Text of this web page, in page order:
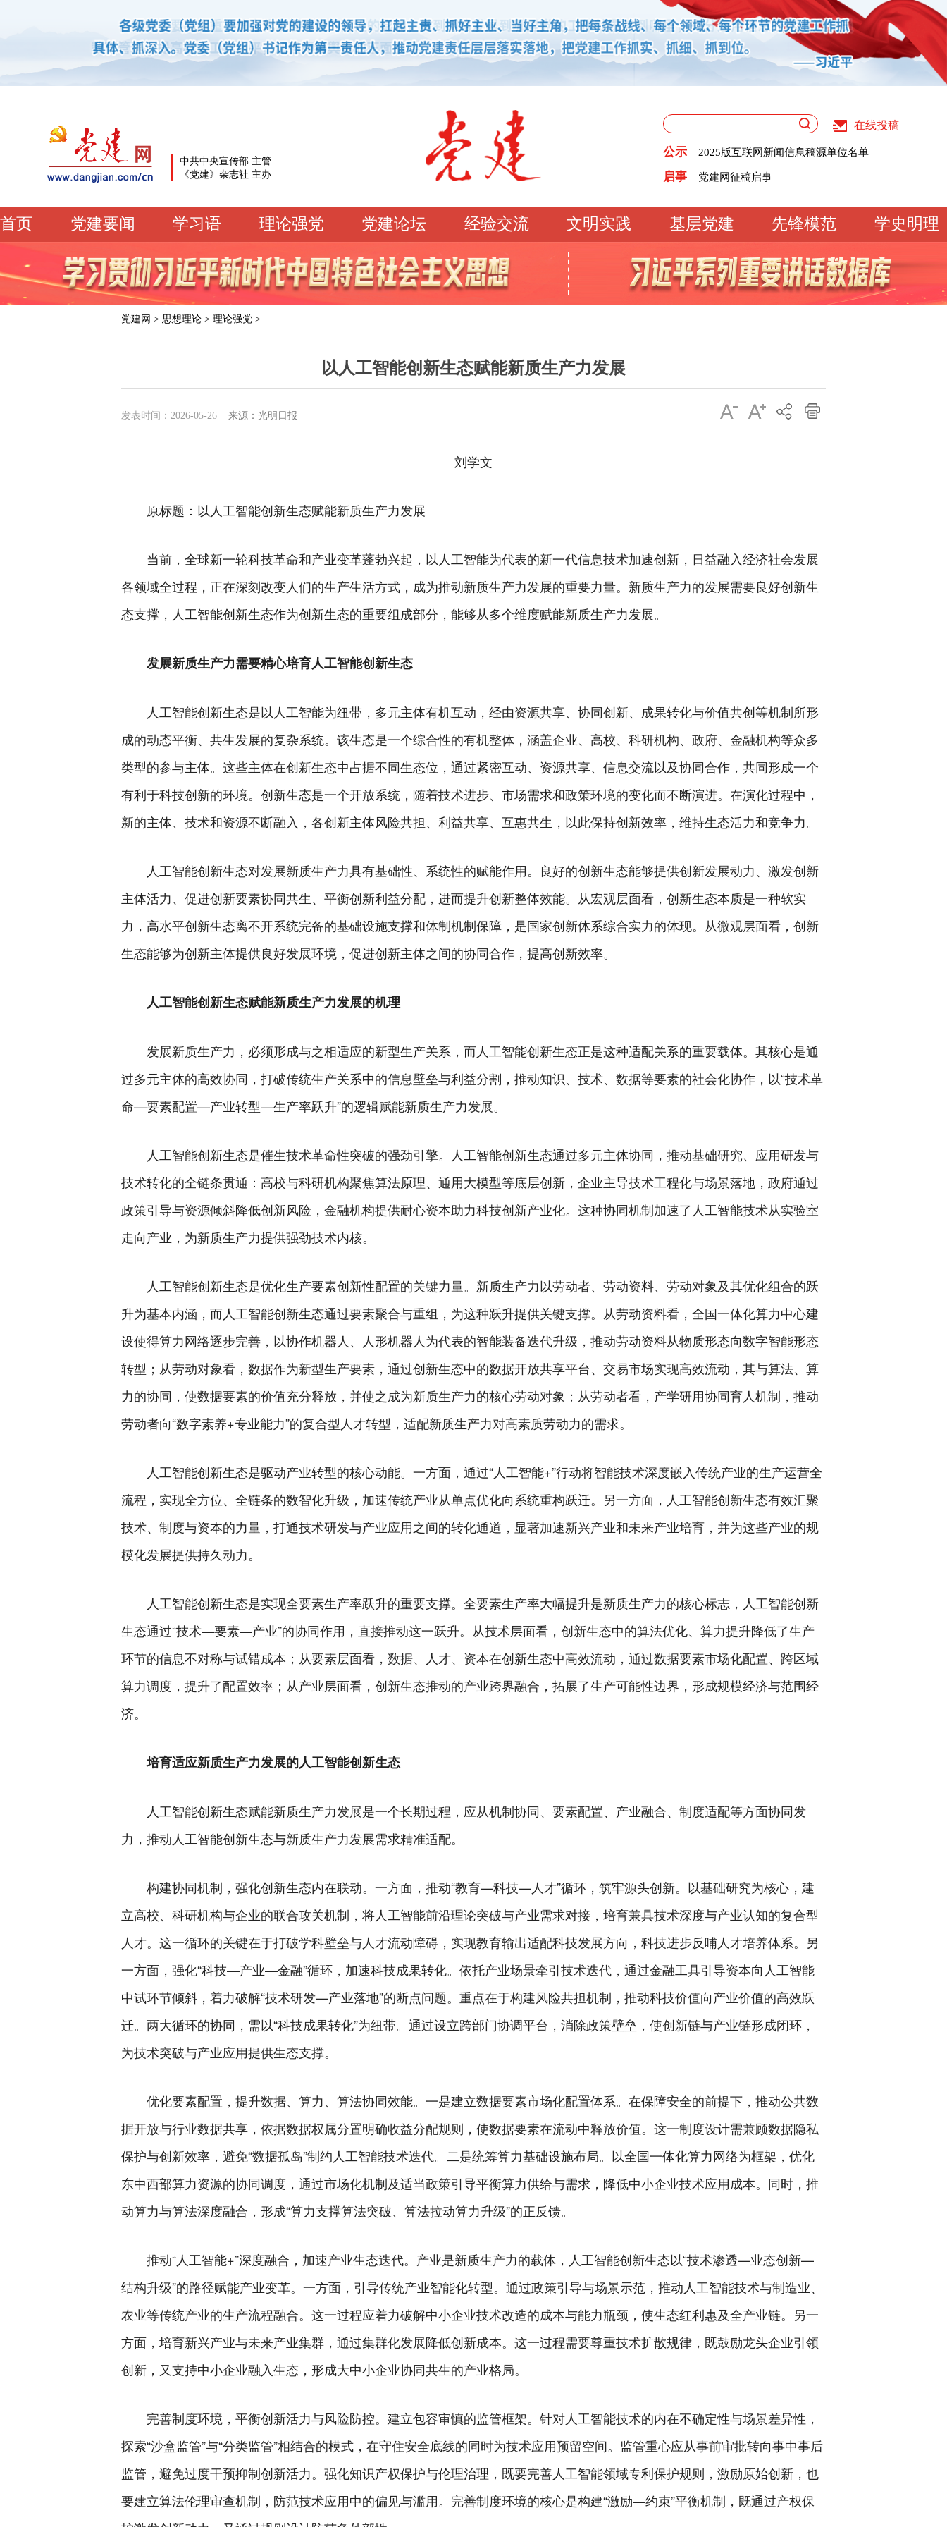
中共中央宣传部 主管
《党建》杂志社 主办
在线投稿
公示
关于版权和用稿问题的声明
2025版互联网新闻信息稿源单位名单
关于版权和用稿问题的声明
启事
《党建》杂志征稿启事
党建网征稿启事
党建网征稿启事
首页 党建要闻 学习语 理论强党 党建论坛 经验交流 文明实践 基层党建 先锋模范
学史明理
学习语 党建网微平台 学习园地 理论强党 党建论坛 工作动态 经验交流 文明实践
机关党建
校园党建 企业党建 先锋模范 学史明理 经典常读 文化大观 专题库
党建网 > 思想理论 > 理论强党 >
以人工智能创新生态赋能新质生产力发展
发表时间：2026-05-26 来源：光明日报
刘学文
原标题：以人工智能创新生态赋能新质生产力发展
当前，全球新一轮科技革命和产业变革蓬勃兴起，以人工智能为代表的新一代信息技术加速创新，日益融入经济社会发展
各领域全过程，正在深刻改变人们的生产生活方式，成为推动新质生产力发展的重要力量。新质生产力的发展需要良好创新生
态支撑，人工智能创新生态作为创新生态的重要组成部分，能够从多个维度赋能新质生产力发展。
发展新质生产力需要精心培育人工智能创新生态
人工智能创新生态是以人工智能为纽带，多元主体有机互动，经由资源共享、协同创新、成果转化与价值共创等机制所形
成的动态平衡、共生发展的复杂系统。该生态是一个综合性的有机整体，涵盖企业、高校、科研机构、政府、金融机构等众多
类型的参与主体。这些主体在创新生态中占据不同生态位，通过紧密互动、资源共享、信息交流以及协同合作，共同形成一个
有利于科技创新的环境。创新生态是一个开放系统，随着技术进步、市场需求和政策环境的变化而不断演进。在演化过程中，
新的主体、技术和资源不断融入，各创新主体风险共担、利益共享、互惠共生，以此保持创新效率，维持生态活力和竞争力。
人工智能创新生态对发展新质生产力具有基础性、系统性的赋能作用。良好的创新生态能够提供创新发展动力、激发创新
主体活力、促进创新要素协同共生、平衡创新利益分配，进而提升创新整体效能。从宏观层面看，创新生态本质是一种软实
力，高水平创新生态离不开系统完备的基础设施支撑和体制机制保障，是国家创新体系综合实力的体现。从微观层面看，创新
生态能够为创新主体提供良好发展环境，促进创新主体之间的协同合作，提高创新效率。
人工智能创新生态赋能新质生产力发展的机理
发展新质生产力，必须形成与之相适应的新型生产关系，而人工智能创新生态正是这种适配关系的重要载体。其核心是通
过多元主体的高效协同，打破传统生产关系中的信息壁垒与利益分割，推动知识、技术、数据等要素的社会化协作，以“技术革
命—要素配置—产业转型—生产率跃升”的逻辑赋能新质生产力发展。
人工智能创新生态是催生技术革命性突破的强劲引擎。人工智能创新生态通过多元主体协同，推动基础研究、应用研发与
技术转化的全链条贯通：高校与科研机构聚焦算法原理、通用大模型等底层创新，企业主导技术工程化与场景落地，政府通过
政策引导与资源倾斜降低创新风险，金融机构提供耐心资本助力科技创新产业化。这种协同机制加速了人工智能技术从实验室
走向产业，为新质生产力提供强劲技术内核。
人工智能创新生态是优化生产要素创新性配置的关键力量。新质生产力以劳动者、劳动资料、劳动对象及其优化组合的跃
升为基本内涵，而人工智能创新生态通过要素聚合与重组，为这种跃升提供关键支撑。从劳动资料看，全国一体化算力中心建
设使得算力网络逐步完善，以协作机器人、人形机器人为代表的智能装备迭代升级，推动劳动资料从物质形态向数字智能形态
转型；从劳动对象看，数据作为新型生产要素，通过创新生态中的数据开放共享平台、交易市场实现高效流动，其与算法、算
力的协同，使数据要素的价值充分释放，并使之成为新质生产力的核心劳动对象；从劳动者看，产学研用协同育人机制，推动
劳动者向“数字素养+专业能力”的复合型人才转型，适配新质生产力对高素质劳动力的需求。
人工智能创新生态是驱动产业转型的核心动能。一方面，通过“人工智能+”行动将智能技术深度嵌入传统产业的生产运营全
流程，实现全方位、全链条的数智化升级，加速传统产业从单点优化向系统重构跃迁。另一方面，人工智能创新生态有效汇聚
技术、制度与资本的力量，打通技术研发与产业应用之间的转化通道，显著加速新兴产业和未来产业培育，并为这些产业的规
模化发展提供持久动力。
人工智能创新生态是实现全要素生产率跃升的重要支撑。全要素生产率大幅提升是新质生产力的核心标志，人工智能创新
生态通过“技术—要素—产业”的协同作用，直接推动这一跃升。从技术层面看，创新生态中的算法优化、算力提升降低了生产
环节的信息不对称与试错成本；从要素层面看，数据、人才、资本在创新生态中高效流动，通过数据要素市场化配置、跨区域
算力调度，提升了配置效率；从产业层面看，创新生态推动的产业跨界融合，拓展了生产可能性边界，形成规模经济与范围经
济。
培育适应新质生产力发展的人工智能创新生态
人工智能创新生态赋能新质生产力发展是一个长期过程，应从机制协同、要素配置、产业融合、制度适配等方面协同发
力，推动人工智能创新生态与新质生产力发展需求精准适配。
构建协同机制，强化创新生态内在联动。一方面，推动“教育—科技—人才”循环，筑牢源头创新。以基础研究为核心，建
立高校、科研机构与企业的联合攻关机制，将人工智能前沿理论突破与产业需求对接，培育兼具技术深度与产业认知的复合型
人才。这一循环的关键在于打破学科壁垒与人才流动障碍，实现教育输出适配科技发展方向，科技进步反哺人才培养体系。另
一方面，强化“科技—产业—金融”循环，加速科技成果转化。依托产业场景牵引技术迭代，通过金融工具引导资本向人工智能
中试环节倾斜，着力破解“技术研发—产业落地”的断点问题。重点在于构建风险共担机制，推动科技价值向产业价值的高效跃
迁。两大循环的协同，需以“科技成果转化”为纽带。通过设立跨部门协调平台，消除政策壁垒，使创新链与产业链形成闭环，
为技术突破与产业应用提供生态支撑。
优化要素配置，提升数据、算力、算法协同效能。一是建立数据要素市场化配置体系。在保障安全的前提下，推动公共数
据开放与行业数据共享，依据数据权属分置明确收益分配规则，使数据要素在流动中释放价值。这一制度设计需兼顾数据隐私
保护与创新效率，避免“数据孤岛”制约人工智能技术迭代。二是统筹算力基础设施布局。以全国一体化算力网络为框架，优化
东中西部算力资源的协同调度，通过市场化机制及适当政策引导平衡算力供给与需求，降低中小企业技术应用成本。同时，推
动算力与算法深度融合，形成“算力支撑算法突破、算法拉动算力升级”的正反馈。
推动“人工智能+”深度融合，加速产业生态迭代。产业是新质生产力的载体，人工智能创新生态以“技术渗透—业态创新—
结构升级”的路径赋能产业变革。一方面，引导传统产业智能化转型。通过政策引导与场景示范，推动人工智能技术与制造业、
农业等传统产业的生产流程融合。这一过程应着力破解中小企业技术改造的成本与能力瓶颈，使生态红利惠及全产业链。另一
方面，培育新兴产业与未来产业集群，通过集群化发展降低创新成本。这一过程需要尊重技术扩散规律，既鼓励龙头企业引领
创新，又支持中小企业融入生态，形成大中小企业协同共生的产业格局。
完善制度环境，平衡创新活力与风险防控。建立包容审慎的监管框架。针对人工智能技术的内在不确定性与场景差异性，
探索“沙盒监管”与“分类监管”相结合的模式，在守住安全底线的同时为技术应用预留空间。监管重心应从事前审批转向事中事后
监管，避免过度干预抑制创新活力。强化知识产权保护与伦理治理，既要完善人工智能领域专利保护规则，激励原始创新，也
要建立算法伦理审查机制，防范技术应用中的偏见与滥用。完善制度环境的核心是构建“激励—约束”平衡机制，既通过产权保